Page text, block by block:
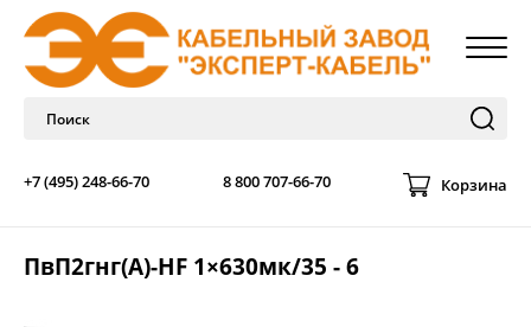
+7 (495) 248-66-70 8 800 707-66-70 Корзина
ПвП2гнг(А)-HF 1×630мк/35 - 6